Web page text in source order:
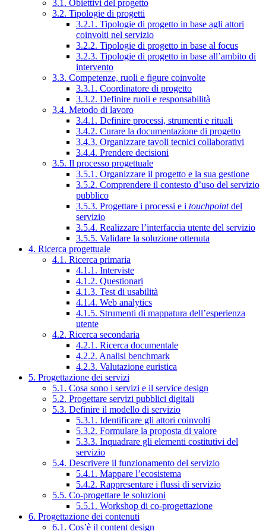
3.1. Obiettivi del progetto
3.2. Tipologie di progetti
3.2.1. Tipologie di progetto in base agli attori
coinvolti nel servizio
3.2.2. Tipologie di progetto in base al focus
3.2.3. Tipologie di progetto in base all’ambito di
intervento
3.3. Competenze, ruoli e figure coinvolte
3.3.1. Coordinatore di progetto
3.3.2. Definire ruoli e responsabilità
3.4. Metodo di lavoro
3.4.1. Definire processi, strumenti e rituali
3.4.2. Curare la documentazione di progetto
3.4.3. Organizzare tavoli tecnici collaborativi
3.4.4. Prendere decisioni
3.5. Il processo progettuale
3.5.1. Organizzare il progetto e la sua gestione
3.5.2. Comprendere il contesto d’uso del servizio
pubblico
3.5.3. Progettare i processi e i touchpointdel
servizio
3.5.4. Realizzare l’interfaccia utente del servizio
3.5.5. Validare la soluzione ottenuta
4. Ricerca progettuale
4.1. Ricerca primaria
4.1.1. Interviste
4.1.2. Questionari
4.1.3. Test di usabilità
4.1.4. Web analytics
4.1.5. Strumenti di mappatura dell’esperienza
utente
4.2. Ricerca secondaria
4.2.1. Ricerca documentale
4.2.2. Analisi benchmark
4.2.3. Valutazione euristica
5. Progettazione dei servizi
5.1. Cosa sono i servizi e il service design
5.2. Progettare servizi pubblici digitali
5.3. Definire il modello di servizio
5.3.1. Identificare gli attori coinvolti
5.3.2. Formulare la proposta di valore
5.3.3. Inquadrare gli elementi costitutivi del
servizio
5.4. Descrivere il funzionamento del servizio
5.4.1. Mappare l’ecosistema
5.4.2. Rappresentare i flussi di servizio
5.5. Co-progettare le soluzioni
5.5.1. Workshop di co-progettazione
6. Progettazione dei contenuti
6.1. Cos’è il content design